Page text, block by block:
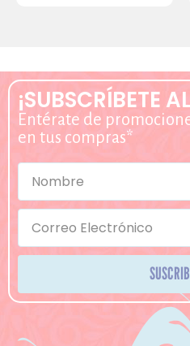
¡SUBSCRÍBETE
Entérate de
en tus compras*